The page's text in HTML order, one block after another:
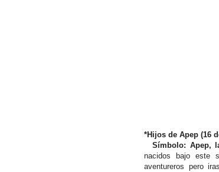
*Hijos de Apep (16
Símbolo: Apep,
nacidos bajo este
aventureros pero